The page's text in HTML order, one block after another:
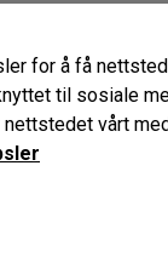
for å få
til sosiale
vårt